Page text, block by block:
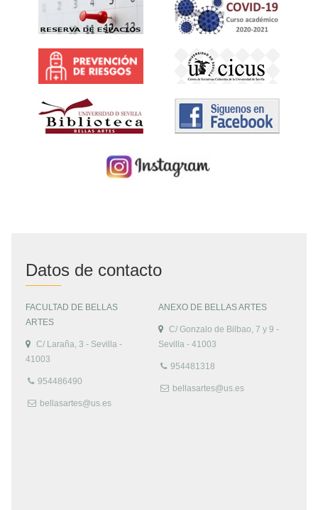
Datos de contacto
FACULTAD DE BELLAS
ARTES
C/ Laraña, 3 - Sevilla -
41003
954486490
bellasartes@us.es
ANEXO DE BELLAS ARTES
C/ Gonzalo de Bilbao, 7 y 9 -
Sevilla - 41003
954481318
bellasartes@us.es